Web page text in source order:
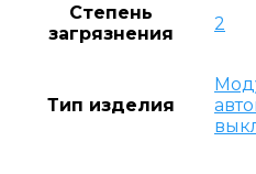
Степень
загрязнения
2
Тип изделия